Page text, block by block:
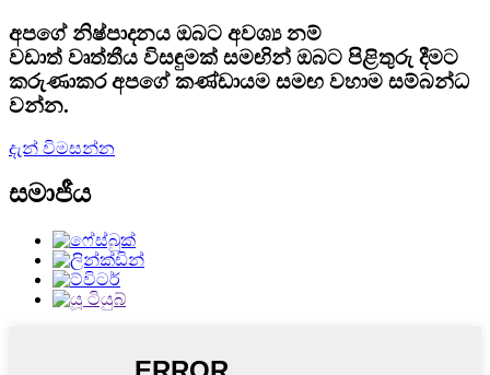
අපගේ නිෂ්පාදනය ඔබට අවශ්‍ය නම්
වඩාත් වෘත්තීය විසඳුමක් සමඟින් ඔබට පිළිතුරු දීමට
කරුණාකර අපගේ කණ්ඩායම සමඟ වහාම සම්බන්ධ
වන්න.
දැන් විමසන්න
සමාජීය